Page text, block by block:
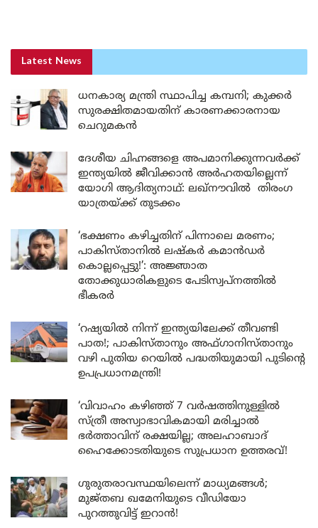
Latest News
ധനകാര്യ മന്ത്രി സ്ഥാപിച്ച കമ്പനി; കുക്കർ
സുരക്ഷിതമായതിന് കാരണക്കാരനായ
ചെറുമകൻ
ദേശീയ ചിഹ്നങ്ങളെ അപമാനിക്കുന്നവർക്ക്
ഇന്ത്യയിൽ ജീവിക്കാൻ അർഹതയില്ലെന്ന്
യോഗി ആദിത്യനാഥ്: ലഖ്‌നൗവിൽ തിരംഗ
യാത്രയ്ക്ക് തുടക്കം
‘ഭക്ഷണം കഴിച്ചതിന് പിന്നാലെ മരണം;
പാകിസ്താനിൽ ലഷ്കർ കമാൻഡർ
കൊല്ലപ്പെട്ടു!’: അജ്ഞാത
തോക്കുധാരികളുടെ പേടിസ്വപ്നത്തിൽ
ഭീകരർ
‘റഷ്യയിൽ നിന്ന് ഇന്ത്യയിലേക്ക് തീവണ്ടി
പാത!; പാകിസ്താനും അഫ്ഗാനിസ്താനും
വഴി പുതിയ റെയിൽ പദ്ധതിയുമായി പുടിന്റെ
ഉപപ്രധാനമന്ത്രി!
‘വിവാഹം കഴിഞ്ഞ് 7 വർഷത്തിനുള്ളിൽ
സ്ത്രീ അസ്വാഭാവികമായി മരിച്ചാൽ
ഭർത്താവിന് രക്ഷയില്ല; അലഹാബാദ്
ഹൈക്കോടതിയുടെ സുപ്രധാന ഉത്തരവ്!
ഗുരുതരാവസ്ഥയിലെന്ന് മാധ്യമങ്ങൾ;
മുജ്തബ ഖമേനിയുടെ വീഡിയോ
പുറത്തുവിട്ട് ഇറാൻ!